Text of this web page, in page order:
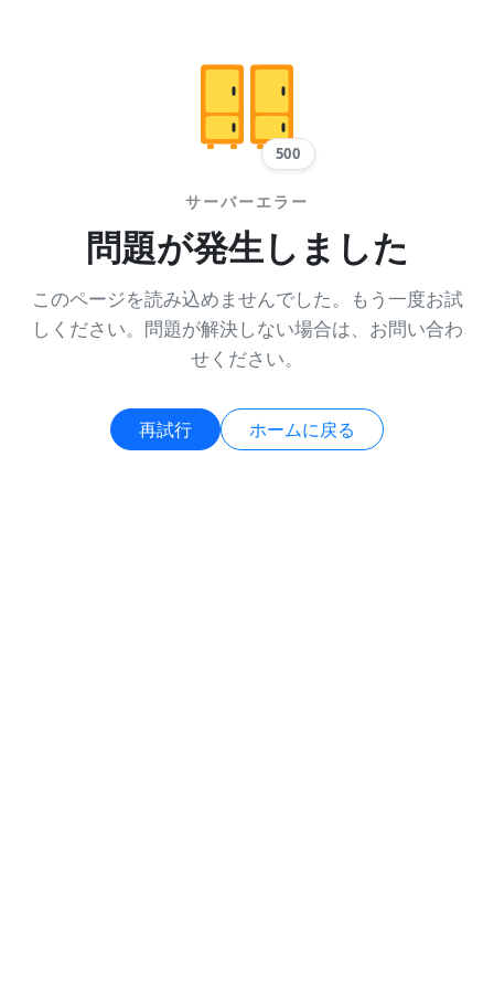
500
サーバーエラー
問題が発生しました
このページを読み込めませんでした。もう一度お試
しください。問題が解決しない場合は、お問い合わ
せください。
再試行 ホームに戻る